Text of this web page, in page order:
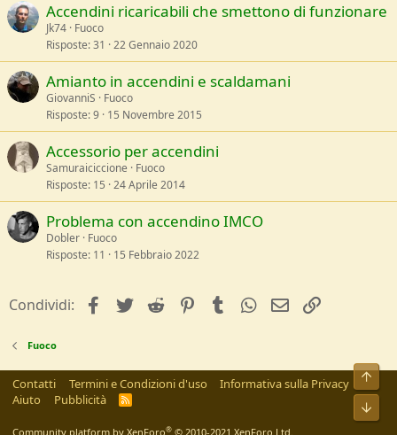
Accendini ricaricabili che smettono di funzionare
Jk74 Fuoco
Risposte 31 22 Gennaio 2020
Amianto in accendini e scaldamani
GiovanniS
Fuoco
Risposte 9 15 Novembre 2015
Accessorio per accendini
Samuraiciccione
Fuoco
Risposte 15 24 Aprile 2014
Problema con accendino IMCO
Dobler Fuoco
Risposte 11 15 Febbraio 2022
Condividi: facebookTwitterReddit PinterestTumblrWhatsApp
e-mail
Fuoco
Contatti Termini e Condizioni d'uso
Informativa sulla Privacy
Aiuto
Pubblicità
R
Community platform by XenForo® © 2010-2021 XenForo Ltd.
Alto